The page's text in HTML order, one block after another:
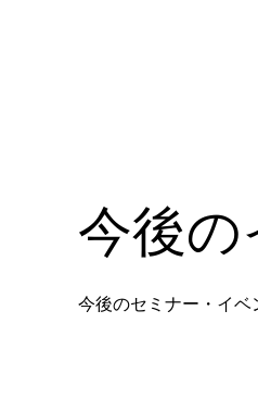
今後の
今後のセミナー・イベ